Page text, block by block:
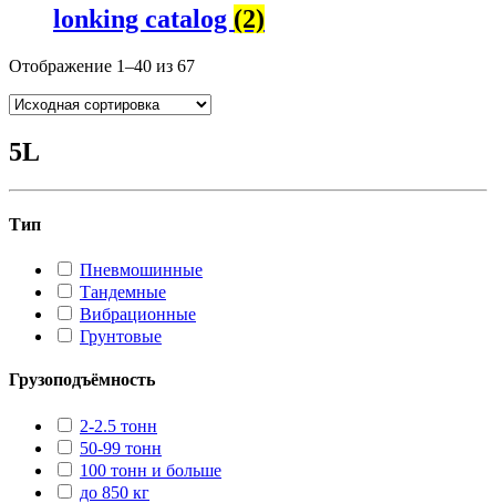
lonking catalog (2)
Отображение 1–40 из 67
5L
Тип
Пневмошинные
Тандемные
Вибрационные
Грунтовые
Грузоподъёмность
2-2.5 тонн
50-99 тонн
100 тонн и больше
до 850 кг